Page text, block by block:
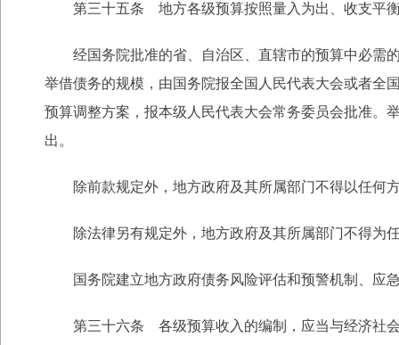
第三十五条 地方各级预算按照量入为出、收支平衡
经国务院批准的省、自治区、直辖市的预算中必需的
举借债务的规模，由国务院报全国人民代表大会或者全
预算调整方案，报本级人民代表大会常务委员会批准。
出。
除前款规定外，地方政府及其所属部门不得以任何
除法律另有规定外，地方政府及其所属部门不得为
国务院建立地方政府债务风险评估和预警机制、应
第三十六条 各级预算收入的编制，应当与经济社会